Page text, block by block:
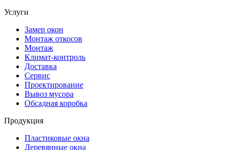
Услуги
Замер окон
Монтаж откосов
Монтаж
Климат-контроль
Доставка
Сервиc
Проектирование
Вывоз мусора
Обсадная коробка
Продукция
Пластиковые окна
Деревянные окна